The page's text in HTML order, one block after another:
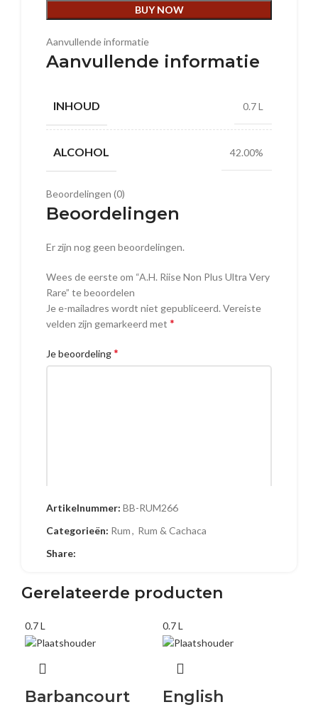
BUY NOW
Aanvullende informatie
Aanvullende informatie
INHOUD 0.7 L
ALCOHOL 42.00%
Beoordelingen (0)
Beoordelingen
Er zijn nog geen beoordelingen.
Wees de eerste om “A.H. Riise Non Plus Ultra Very
Rare” te beoordelen
Je e-mailadres wordt niet gepubliceerd. Vereiste
velden zijn gemarkeerd met *
Je beoordeling*
E-mail
Artikelnummer: BB-RUM266
Categorieën: Rum, Rum & Cachaca
Share:
Gerelateerde producten
0.7 L
Barbancourt
0.7 L
English